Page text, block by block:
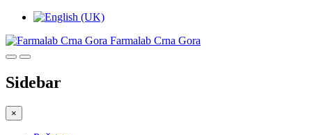
Farmalab Crna Gora
Sidebar
×